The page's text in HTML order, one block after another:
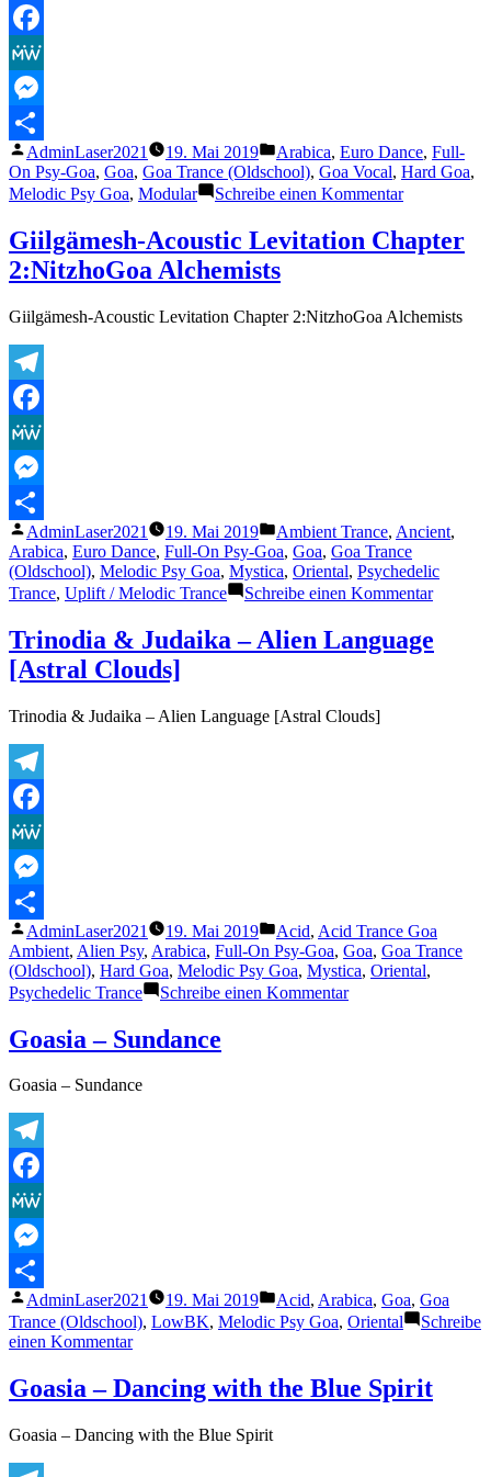
Telegram
Facebook
MeWe
Messenger
Teilen
Veröffentlicht
von
AdminLaser2021 19. Mai 2019
Veröffentlicht
unter
Arabica, Euro Dance, Full-
On Psy-Goa, Goa, Goa Trance (Oldschool), Goa Vocal, Hard Goa,
Melodic Psy Goa, Modular Schreibe einen Kommentarzu
Vader
–
Giilgämesh-Acoustic Levitation Chapter
2:NitzhoGoa Alchemists
Giilgämesh-Acoustic Levitation Chapter 2:NitzhoGoa Alchemists
Telegram
Facebook
MeWe
Messenger
Teilen
Veröffentlicht
von
AdminLaser2021 19. Mai 2019
Veröffentlicht
unter
Ambient Trance, Ancient,
Arabica, Euro Dance, Full-On Psy-Goa, Goa, Goa Trance
(Oldschool), Melodic Psy Goa, Mystica, Oriental, Psychedelic
Trance, Uplift / Melodic Trance Schreibe einen Kommentarzu
Trinodia & Judaika – Alien Language
[Astral Clouds]
Trinodia & Judaika – Alien Language [Astral Clouds]
Telegram
Facebook
MeWe
Messenger
Teilen
Veröffentlicht
von
AdminLaser2021 19. Mai 2019
Veröffentlicht
unter
Acid, Acid Trance Goa
Ambient, Alien Psy, Arabica, Full-On Psy-Goa, Goa, Goa Trance
(Oldschool), Hard Goa, Melodic Psy Goa, Mystica, Oriental,
Psychedelic Trance
Schreibe einen Kommentarzu
Goasia – Sundance
Goasia – Sundance
Telegram
Facebook
MeWe
Messenger
Teilen
Veröffentlicht
von
AdminLaser2021 19. Mai 2019
Veröffentlicht
unter
Acid, Arabica, Goa, Goa
Trance (Oldschool), LowBK, Melodic Psy Goa, Oriental
Schreibe
einen Kommentarzu
–
Sundance
Goasia – Dancing with the Blue Spirit
Goasia – Dancing with the Blue Spirit